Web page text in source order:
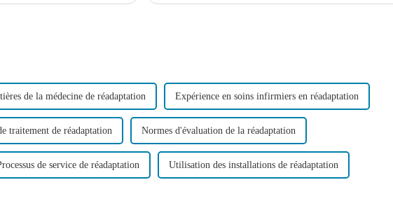
de la médecine de réadaptation Expérience en soins infirmiers en réadaptation
traitement de réadaptation Normes d'évaluation de la réadaptation
de service de réadaptation Utilisation des installations de réadaptation